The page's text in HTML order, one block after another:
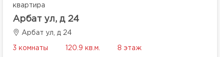
квартира
Арбат ул, д 24
Арбат ул, д 24
3 комнаты 120.9 кв.м. 8 этаж